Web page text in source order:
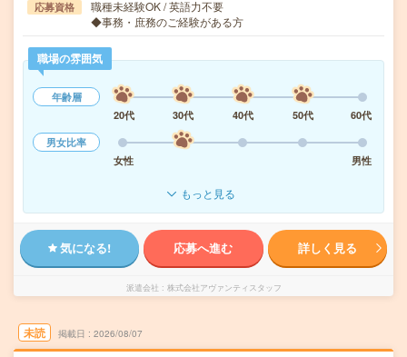
応募資格
職種未経験OK / 英語力不要
◆事務・庶務のご経験がある方
職場の雰囲気
年齢層
20代
30代 40代 50代
60代
男女比率
女性
男性
もっと見る
気になる! 応募へ進む 詳しく見る
派遣会社 株式会社アヴァンティスタッフ
未読 掲載日 2026/08/07